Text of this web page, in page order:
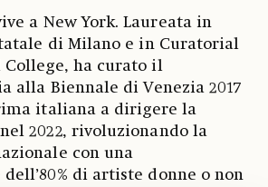
a New York. Laureata in
di Milano e in Curatorial
College, ha curato il
alla Biennale di Venezia 2017
italiana a dirigere la
2022, rivoluzionando la
con una
di artiste donne o non